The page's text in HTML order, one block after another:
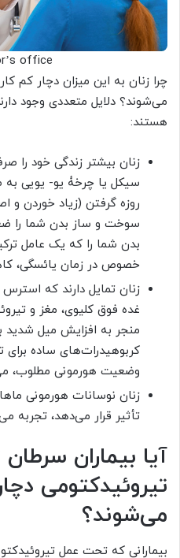
office
چرا زنان به این میزان دچار کم
می‌‏شوند؟ دلایل متعددی وجود
هستند:
زنان بیشتر زندگی خود را
سیکل یا چرخۀ یو- یویی
روزه گرفتن (زیاد خوردن و
سوخت و ساز بدن شما را
بدن شما را که یک عامل
خصوص در زمان یائسگی،
زنان تمایل دارند که استرس
غده فوق کلیوی، مغز و
منجر به افزایش میل
کربوهیدرات‌‏های ساده
وضعیت هورمونی مطلوب،
زنان نوسانات هورمونی
تأثیر قرار می‌‏دهد، تجربه
آیا بیماران سرطان
تیروئیدکتومی
می‌شوند؟
بیمارانی که تحت عمل